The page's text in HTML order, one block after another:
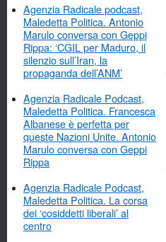
Agenzia Radicale podcast,
Maledetta Politica. Antonio
Marulo conversa con Geppi
Rippa: ‘CGIL per Maduro, il
silenzio sull’Iran, la
propaganda dell’ANM’
Agenzia Radicale Podcast,
Maledetta Politica. Francesca
Albanese è perfetta per
queste Nazioni Unite. Antonio
Marulo conversa con Geppi
Rippa
Agenzia Radicale Podcast,
Maledetta Politica. La corsa
dei ‘cosiddetti liberali’ al
centro